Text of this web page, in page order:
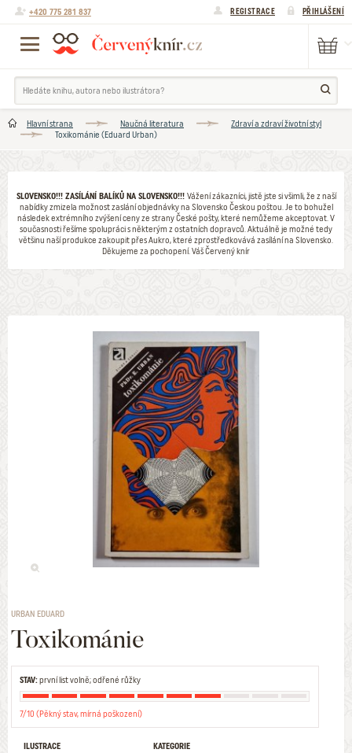
+420 775 281 837 REGISTRACE PŘIHLÁŠENÍ
Hlavní strana Naučná literatura
Zdraví a zdraví životní styl
Toxikománie (Eduard Urban)
SLOVENSKO!!! ZASÍLÁNÍ BALÍKŮ NA SLOVENSKO!!! Vážení zákazníci, jistě jste si všimli, že z naší
nabídky zmizela možnost zaslání objednávky na Slovensko Českou poštou. Je to bohužel
následek extrémního zvýšení ceny ze strany České pošty, které nemůžeme akceptovat. V
současnosti řešíme spolupráci s některým z ostatních dopravců. Aktuálně je možné tedy
většinu naší produkce zakoupit přes Aukro, které zprostředkovává zasílání na Slovensko.
Děkujeme za pochopení. Váš Červený knír
URBAN EDUARD
Toxikománie
STAV:první list volně; odřené růžky
7/10 (Pěkný stav, mírná poškození)
ILUSTRACE
KATEGORIE